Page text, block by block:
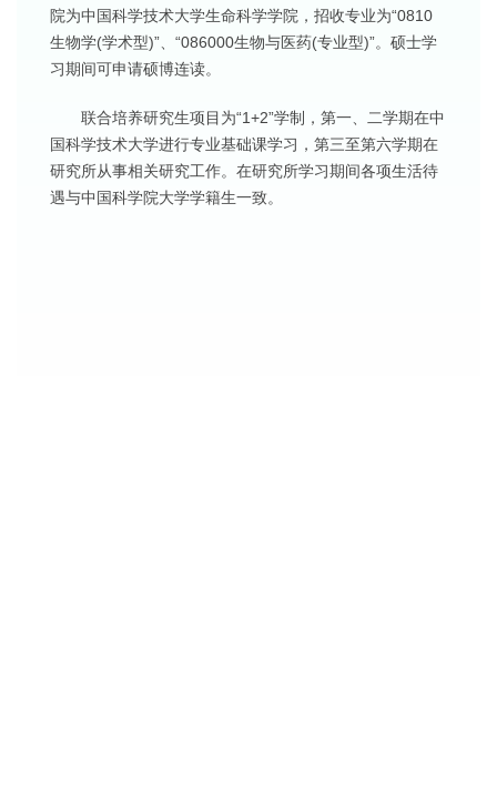
院为中国科学技术大学生命科学学院，招收专业为“0810
生物学(学术型)”、“086000生物与医药(专业型)”。硕士学
习期间可申请硕博连读。
联合培养研究生项目为“1+2”学制，第一、二学期在中
国科学技术大学进行专业基础课学习，第三至第六学期在
研究所从事相关研究工作。在研究所学习期间各项生活待
遇与中国科学院大学学籍生一致。